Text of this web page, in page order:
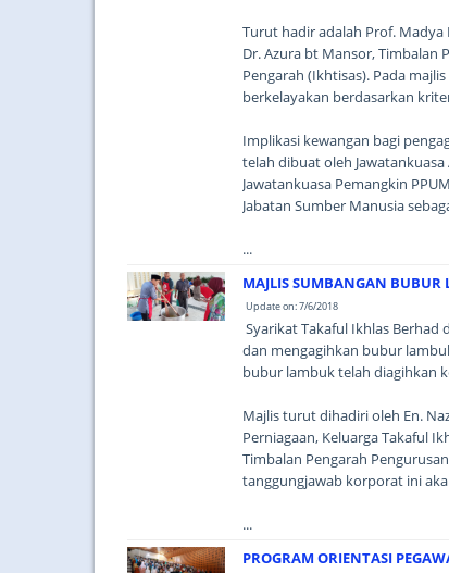
Turut hadir adalah Prof. Madya
Dr. Azura bt Mansor, Timbalan
Pengarah (Ikhtisas). Pada
berkelayakan berdasarkan
Implikasi kewangan bagi
telah dibuat oleh
Jawatankuasa Pemangkin
Jabatan Sumber Manusia
...
MAJLIS SUMBANGAN BUBUR
Update on: 7/6/2018
Syarikat Takaful Ikhlas
dan mengagihkan bubur
bubur lambuk telah diagihkan
Majlis turut dihadiri oleh En.
Perniagaan, Keluarga Takaful
Timbalan Pengarah
tanggungjawab korporat ini
...
PROGRAM ORIENTASI